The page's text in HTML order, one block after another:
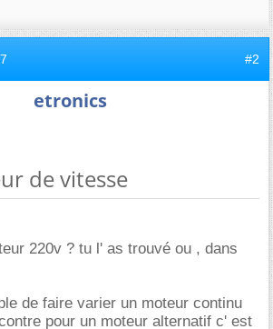
#2
etronics
de vitesse
220v ? tu l' as trouvé ou , dans
de faire varier un moteur continu
pour un moteur alternatif c' est